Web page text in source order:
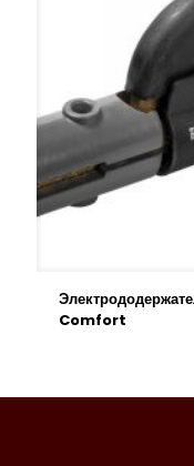
Comfort